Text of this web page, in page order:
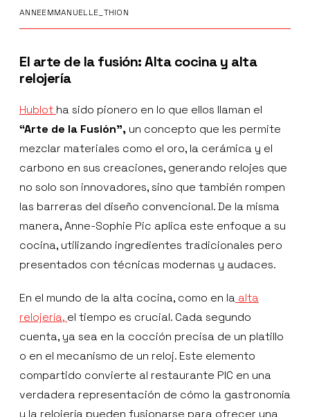
ANNEEMMANUELLE_THION
El arte de la fusión: Alta cocina y alta
relojería
Hublot ha sido pionero en lo que ellos llaman el
“Arte de la Fusión”, un concepto que les permite
mezclar materiales como el oro, la cerámica y el
carbono en sus creaciones, generando relojes que
no solo son innovadores, sino que también rompen
las barreras del diseño convencional. De la misma
manera, Anne-Sophie Pic aplica este enfoque a su
cocina, utilizando ingredientes tradicionales pero
presentados con técnicas modernas y audaces.
En el mundo de la alta cocina, como en la alta
relojería, el tiempo es crucial. Cada segundo
cuenta, ya sea en la cocción precisa de un platillo
o en el mecanismo de un reloj. Este elemento
compartido convierte al restaurante PIC en una
verdadera representación de cómo la gastronomía